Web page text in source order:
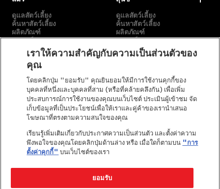
ดูแลสัตว์เลี้ยง
ค้นหาสัตว์เลี้ยง
ผลิตภัณฑ์
แบรนด์ของเรา
ดูแลสัตว์เลี้ยง
ค้นหาสัตว์เลี้ยง
ผลิตภัณฑ์
แบรนด์ของเรา
เกี่ยวกับเรา
พันธกิจของเรา
เรื่องราวของเรา
คำมั่นสัญญาของเพียวริน่า
เพียวริน่าในชุมชน
เลือกสายพันธุ์
ติดต่อเรา
เราให้ความสำคัญกับความเป็นส่วนตัวของ
คุณ
โดยคลิกปุ่ม "ยอมรับ" คุณยินยอมให้มีการใช้งานคุกกี้ของ
บุคคลที่หนึ่งและบุคคลที่สาม (หรือที่คล้ายคลึงกัน) เพื่อเพิ่ม
ประสบการณ์การใช้งานของคุณบนเว็บไซต์ ประเมินผู้เข้าชม จัด
เก็บข้อมูลที่เป็นประโยชน์เพื่อให้เราและคู่ค้าของเรานำเสนอ
โฆษณาที่ตรงตามความสนใจของคุณ
เรียนรู้เพิ่มเติมเกี่ยวกับประกาศความเป็นส่วนตัว และตั้งค่าความ
พึงพอใจของคุณโดยคลิกปุ่มด้านล่าง หรือ เมื่อใดก็ตามบน "การ
ตั้งค่าคุกกี้" บนเว็บไซต์ของเรา
ยอมรับ